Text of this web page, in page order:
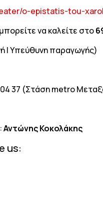
o-epistatis-tou-
μπορείτε να καλείτε στο
| Υπεύθυνη παραγωγής)
37 (Στάση metro
Αντώνης Κοκολάκης
us: